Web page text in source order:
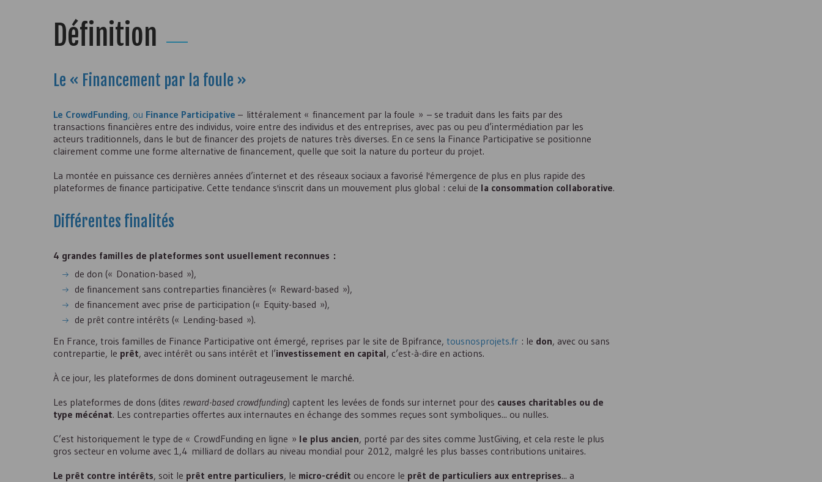
Définition
Le « Financement par la foule »
Le CrowdFunding, ou Finance Participative – littéralement « financement par la foule » – se traduit dans les faits par des
transactions financières entre des individus, voire entre des individus et des entreprises, avec pas ou peu d’intermédiation par les
acteurs traditionnels, dans le but de financer des projets de natures très diverses. En ce sens la Finance Participative se positionne
clairement comme une forme alternative de financement, quelle que soit la nature du porteur du projet.
La montée en puissance ces dernières années d’internet et des réseaux sociaux a favorisé l'émergence de plus en plus rapide des
plateformes de finance participative. Cette tendance s'inscrit dans un mouvement plus global : celui de la consommation collaborative.
Différentes finalités
4 grandes familles de plateformes sont usuellement reconnues :
de don (« Donation-based »),
de financement sans contreparties financières (« Reward-based »),
de financement avec prise de participation (« Equity-based »),
de prêt contre intérêts (« Lending-based »).
En France, trois familles de Finance Participative ont émergé, reprises par le site de Bpifrance, tousnosprojets.fr : le don, avec ou sans
contrepartie, le prêt, avec intérêt ou sans intérêt et l’investissement en capital, c’est-à-dire en actions.
À ce jour, les plateformes de dons dominent outrageusement le marché.
Les plateformes de dons (dites reward-based crowdfunding) captent les levées de fonds sur internet pour des causes charitables ou de
type mécénat. Les contreparties offertes aux internautes en échange des sommes reçues sont symboliques... ou nulles.
C’est historiquement le type de « CrowdFunding en ligne » le plus ancien, porté par des sites comme JustGiving, et cela reste le plus
gros secteur en volume avec 1,4 milliard de dollars au niveau mondial pour 2012, malgré les plus basses contributions unitaires.
Le prêt contre intérêts, soit le prêt entre particuliers, le micro-crédit ou encore le prêt de particuliers aux entreprises... a